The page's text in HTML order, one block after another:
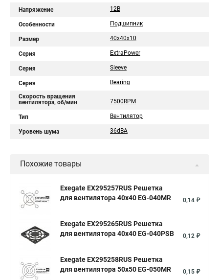
Напряжение 12В
Особенности Подшипник
Размер 40x40x10
Серия ExtraPower
Серия Sleeve
Серия Bearing
Скорость вращения
вентилятора, об/мин
7500RPM
Тип Вентилятор
Уровень шума 36dBA
Похожие товары
Exegate EX295257RUS Решетка
для вентилятора 40x40 EG-040MR
0,14 ₽
Exegate EX295265RUS Решетка
для вентилятора 40x40 EG-040PSB
0,12 ₽
Exegate EX295258RUS Решетка
для вентилятора 50х50 EG-050MR
0,15 ₽